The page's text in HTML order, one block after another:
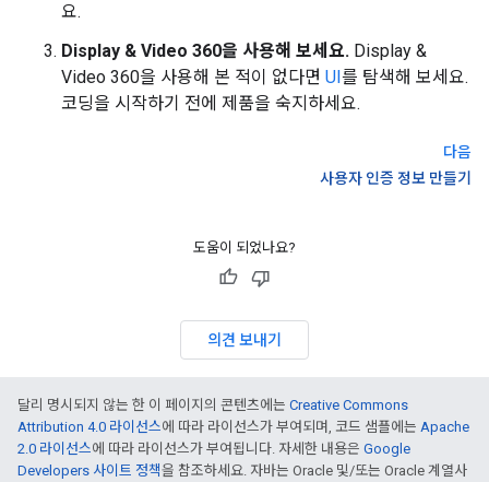
요.
Display & Video 360을 사용해 보세요. Display &
Video 360을 사용해 본 적이 없다면 UI를 탐색해 보세요.
코딩을 시작하기 전에 제품을 숙지하세요.
다음
사용자 인증 정보 만들기
도움이 되었나요?
의견 보내기
달리 명시되지 않는 한 이 페이지의 콘텐츠에는 Creative Commons
Attribution 4.0 라이선스에 따라 라이선스가 부여되며, 코드 샘플에는 Apache
2.0 라이선스에 따라 라이선스가 부여됩니다. 자세한 내용은 Google
Developers 사이트 정책을 참조하세요. 자바는 Oracle 및/또는 Oracle 계열사